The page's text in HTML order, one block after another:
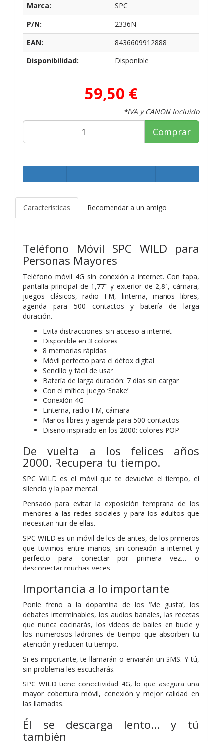
Marca:
SPC
P/N:
2336N
EAN:
8436609912888
Disponibilidad:
Disponible
59,50 €
*IVA y CANON Incluido
Comprar
Características Recomendar a un amigo
Teléfono Móvil SPC WILD para
Personas Mayores
Teléfono móvil 4G sin conexión a internet. Con tapa,
pantalla principal de 1,77" y exterior de 2,8", cámara,
juegos clásicos, radio FM, linterna, manos libres,
agenda para 500 contactos y batería de larga
duración.
Evita distracciones: sin acceso a internet
Disponible en 3 colores
8 memorias rápidas
Móvil perfecto para el détox digital
Sencillo y fácil de usar
Batería de larga duración: 7 días sin cargar
Con el mítico juego ‘Snake’
Conexión 4G
Linterna, radio FM, cámara
Manos libres y agenda para 500 contactos
Diseño inspirado en los 2000: colores POP
De vuelta a los felices años
2000. Recupera tu tiempo.
SPC WILD es el móvil que te devuelve el tiempo, el
silencio y la paz mental.
Pensado para evitar la exposición temprana de los
menores a las redes sociales y para los adultos que
necesitan huir de ellas.
SPC WILD es un móvil de los de antes, de los primeros
que tuvimos entre manos, sin conexión a internet y
perfecto para conectar por primera vez… o
desconectar muchas veces.
Importancia a lo importante
Ponle freno a la dopamina de los ‘Me gusta’, los
debates interminables, los audios banales, las recetas
que nunca cocinarás, los vídeos de bailes en bucle y
los numerosos ladrones de tiempo que absorben tu
atención y reducen tu tiempo.
Si es importante, te llamarán o enviarán un SMS. Y tú,
sin problema les escucharás.
SPC WILD tiene conectividad 4G, lo que asegura una
mayor cobertura móvil, conexión y mejor calidad en
las llamadas.
Él se descarga lento… y tú
también